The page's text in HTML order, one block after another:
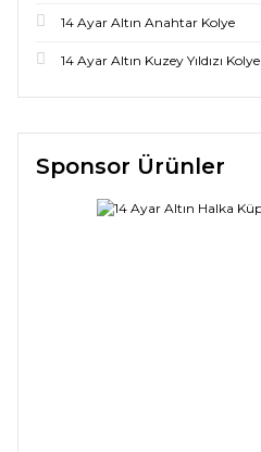
14 Ayar Altın Anahtar Kolye
14 Ayar Altın Kuzey Yıldızı Kolye
Sponsor Ürünler